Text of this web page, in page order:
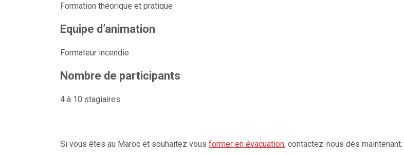
Formation théorique et pratique
Equipe d’animation
Formateur incendie
Nombre de participants
4 à 10 stagiaires
Si vous êtes au Maroc et souhaitez vous former en évacuation, contactez-nous dès maintenant.